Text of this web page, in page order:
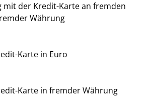
mit der Kredit-Karte an fremden
Währung
Karte in Euro
Karte in fremder Währung